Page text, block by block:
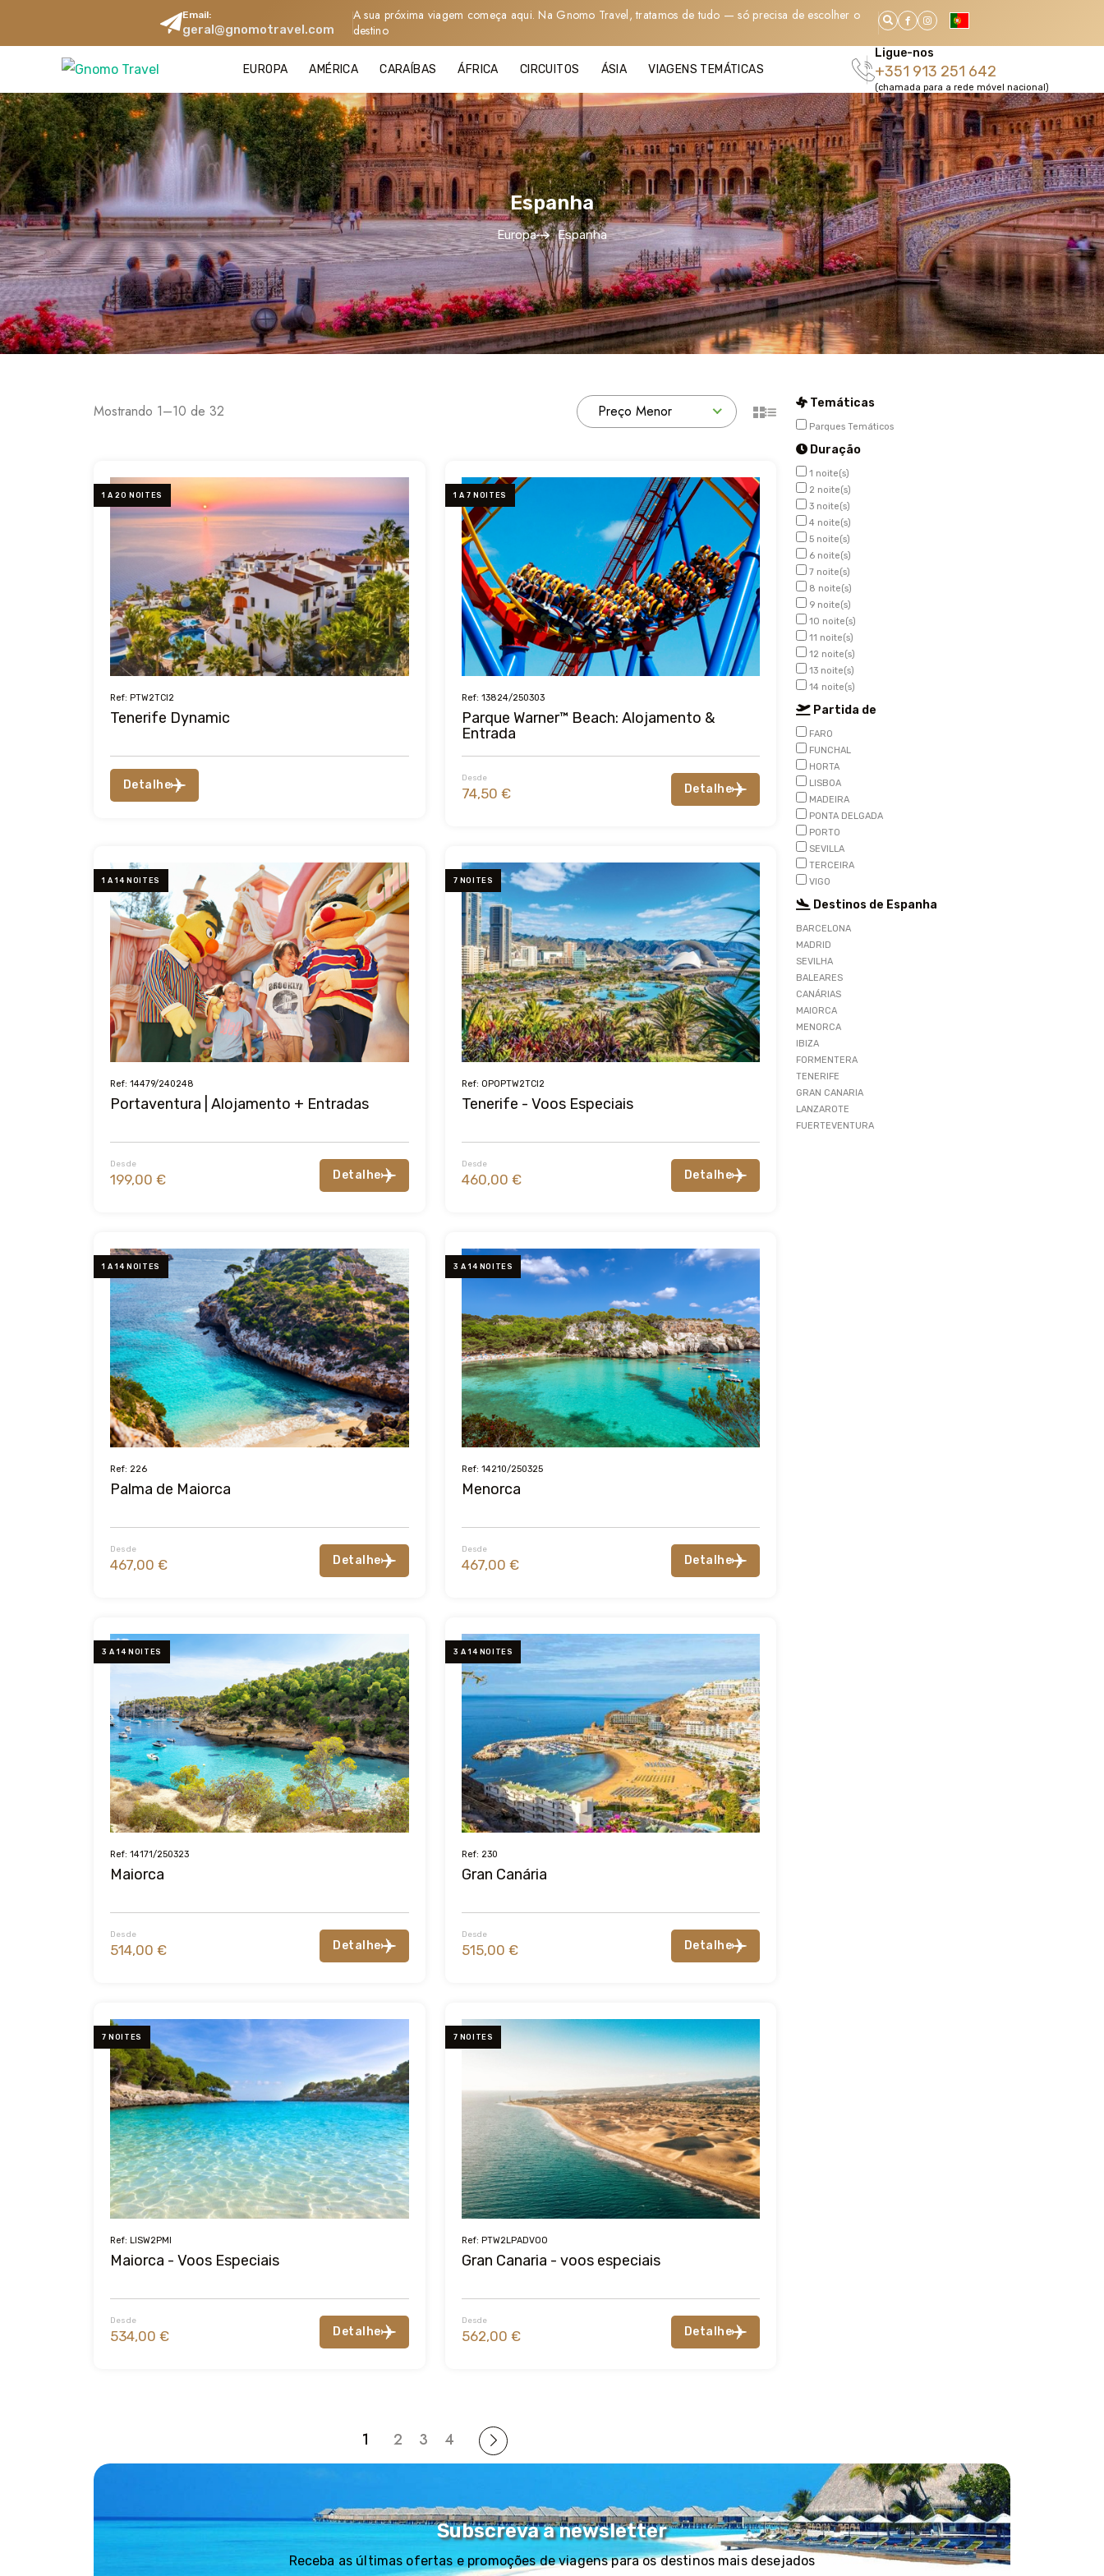
Email:
geral@gnomotravel.com
A sua próxima viagem começa aqui. Na Gnomo Travel, tratamos de tudo — só precisa de escolher o
destino
EUROPA AMÉRICA CARAÍBAS ÁFRICA CIRCUITOS ÁSIA VIAGENS TEMÁTICAS
Ligue-nos
+351 913 251 642
(chamada para a rede móvel nacional)
Espanha
Europa Espanha
Mostrando 1–10 de 32 Preço Menor
1 A 20 NOITES
Ref: PTW2TCI2
Tenerife Dynamic
Detalhe
1 A 7 NOITES
Ref: 13824/250303
Parque Warner™ Beach: Alojamento &
Entrada
Desde
74,50 € Detalhe
1 A 14 NOITES
Ref: 14479/240248
Portaventura | Alojamento + Entradas
Desde
199,00 € Detalhe
7 NOITES
Ref: OPOPTW2TCI2
Tenerife - Voos Especiais
Desde
460,00 € Detalhe
1 A 14 NOITES
Ref: 226
Palma de Maiorca
Desde
467,00 € Detalhe
3 A 14 NOITES
Ref: 14210/250325
Menorca
Desde
467,00 € Detalhe
3 A 14 NOITES
Ref: 14171/250323
Maiorca
Desde
514,00 € Detalhe
3 A 14 NOITES
Ref: 230
Gran Canária
Desde
515,00 € Detalhe
7 NOITES
Ref: LISW2PMI
Maiorca - Voos Especiais
Desde
534,00 € Detalhe
7 NOITES
Ref: PTW2LPADVOO
Gran Canaria - voos especiais
Desde
562,00 € Detalhe
1 2 3 4
Temáticas
Parques Temáticos
Duração
1 noite(s)
2 noite(s)
3 noite(s)
4 noite(s)
5 noite(s)
6 noite(s)
7 noite(s)
8 noite(s)
9 noite(s)
10 noite(s)
11 noite(s)
12 noite(s)
13 noite(s)
14 noite(s)
Partida de
FARO
FUNCHAL
HORTA
LISBOA
MADEIRA
PONTA DELGADA
PORTO
SEVILLA
TERCEIRA
VIGO
Destinos de Espanha
BARCELONA
MADRID
SEVILHA
BALEARES
CANÁRIAS
MAIORCA
MENORCA
IBIZA
FORMENTERA
TENERIFE
GRAN CANARIA
LANZAROTE
FUERTEVENTURA
Subscreva a newsletter
Receba as últimas ofertas e promoções de viagens para os destinos mais desejados